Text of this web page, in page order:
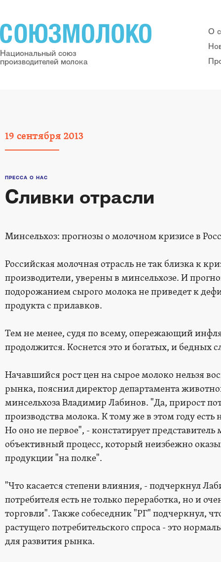
Национальный союз
производителей молока
О
19 сентября 2013
ПРЕССА О НАС
Сливки отрасли
Минсельхоз: прогнозы о молочном кризисе в
Российская молочная отрасль не так близка к
производители, уверены в минсельхозе. И
подорожанием сырого молока не приведет к
продукта с прилавков.
Тем не менее, судя по всему, опережающий
продолжится. Коснется это и богатых, и бедных
Начавшийся рост цен на сырое молоко нельзя
рынка, пояснил директор департамента
минсельхоза Владимир Лабинов. "Да, прирост
производства молока. К тому же в этом году
Но оно не первое", - констатирует
объективный процесс, который неизбежно
продукции "на полке".
"Что касается степени влияния, - подчеркнул
потребителя есть не только переработка, но и
торговли". Также собеседник "РГ" подчеркнул,
растущего потребительского спроса - это
для развития рынка.